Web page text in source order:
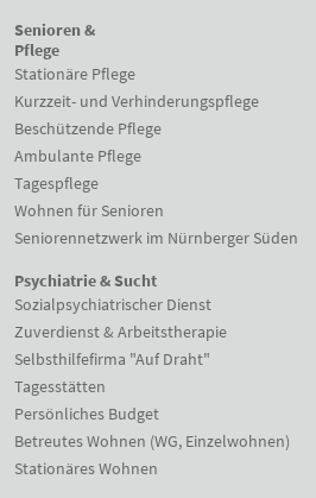
Senioren &
Pflege
Stationäre Pflege
Kurzzeit- und Verhinderungspflege
Beschützende Pflege
Ambulante Pflege
Tagespflege
Wohnen für Senioren
Seniorennetzwerk im Nürnberger Süden
Psychiatrie & Sucht
Sozialpsychiatrischer Dienst
Zuverdienst & Arbeitstherapie
Selbsthilfefirma "Auf Draht"
Tagesstätten
Persönliches Budget
Betreutes Wohnen (WG, Einzelwohnen)
Stationäres Wohnen